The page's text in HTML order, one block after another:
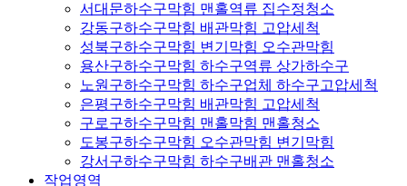
서대문하수구막힘 맨홀역류 집수정청소
강동구하수구막힘 배관막힘 고압세척
성북구하수구막힘 변기막힘 오수관막힘
용산구하수구막힘 하수구역류 상가하수구
노원구하수구막힘 하수구업체 하수구고압세척
은평구하수구막힘 배관막힘 고압세척
구로구하수구막힘 맨홀막힘 맨홀청소
도봉구하수구막힘 오수관막힘 변기막힘
강서구하수구막힘 하수구배관 맨홀청소
작업영역